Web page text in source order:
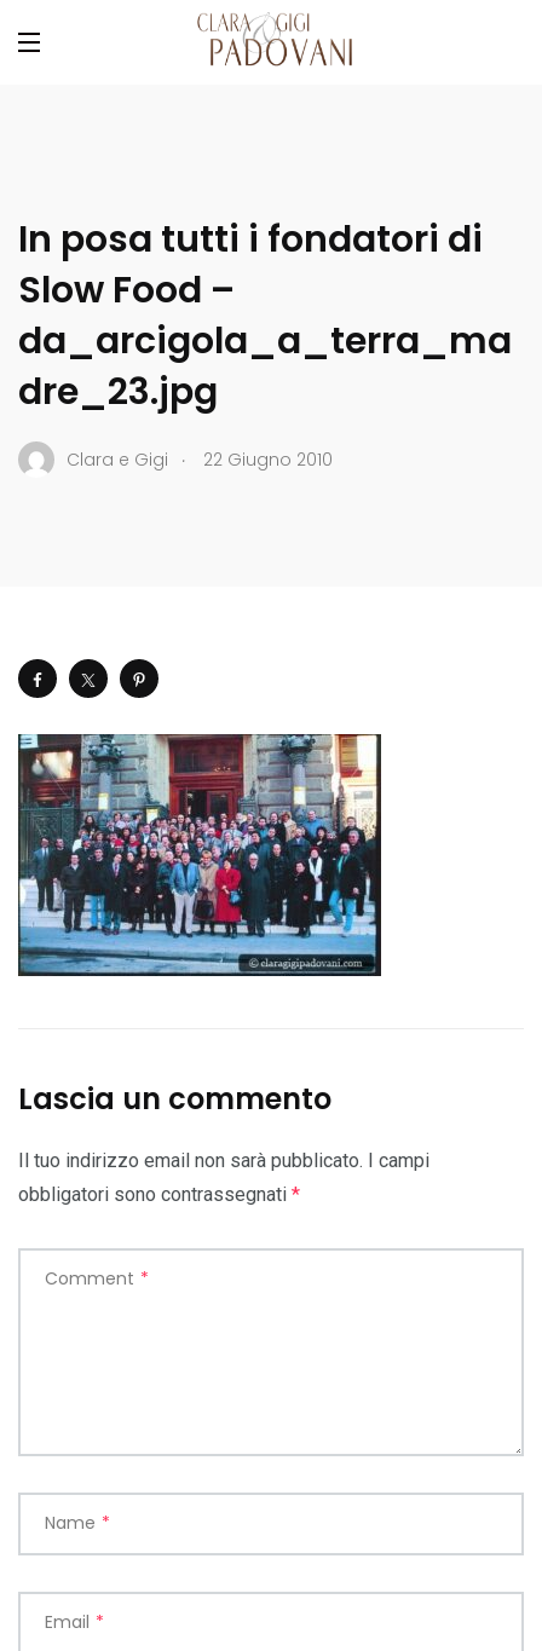
In posa tutti i fondatori di
Slow Food –
da_arcigola_a_terra_ma
dre_23.jpg
Clara e Gigi . 22 Giugno 2010
Lascia un commento
Il tuo indirizzo email non sarà pubblicato. I campi
obbligatori sono contrassegnati *
Comment *
Name *
Email *